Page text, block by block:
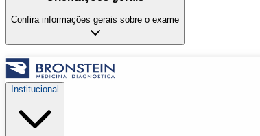
Confira informações gerais sobre o exame
Institucional